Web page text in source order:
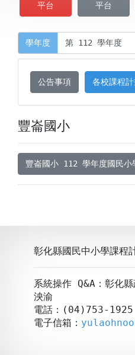
平台
平台
學年度
公告事項 各校課程
豐崙國小
豐崙國小 112 學年度國民小
彰化縣國民中小學課程
系統操作 Q&A：彰化
泱渝
電話：(04)753-1925
電子信箱：